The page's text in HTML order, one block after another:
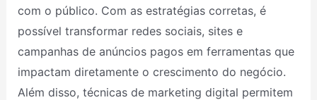
com o público. Com as estratégias corretas, é
possível transformar redes sociais, sites e
campanhas de anúncios pagos em ferramentas que
impactam diretamente o crescimento do negócio.
Além disso, técnicas de marketing digital permitem